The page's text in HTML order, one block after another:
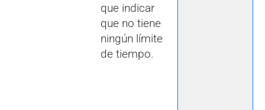
que indicar
que no tiene
ningún límite
de tiempo.